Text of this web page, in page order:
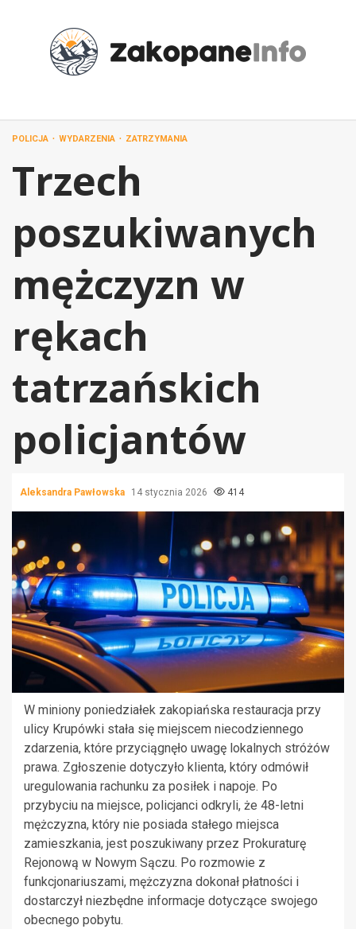
POLICJA WYDARZENIA ZATRZYMANIA
Trzech
poszukiwanych
mężczyzn w
rękach
tatrzańskich
policjantów
Aleksandra Pawłowska 14 stycznia 2026 414
W miniony poniedziałek zakopiańska restauracja przy
ulicy Krupówki stała się miejscem niecodziennego
zdarzenia, które przyciągnęło uwagę lokalnych stróżów
prawa. Zgłoszenie dotyczyło klienta, który odmówił
uregulowania rachunku za posiłek i napoje. Po
przybyciu na miejsce, policjanci odkryli, że 48-letni
mężczyzna, który nie posiada stałego miejsca
zamieszkania, jest poszukiwany przez Prokuraturę
Rejonową w Nowym Sączu. Po rozmowie z
funkcjonariuszami, mężczyzna dokonał płatności i
dostarczył niezbędne informacje dotyczące swojego
obecnego pobytu.